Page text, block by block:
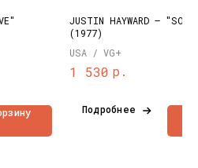
JUSTIN HAYWARD –
(1977)
USA / VG+
1 530 р.
Подробнее
оферта